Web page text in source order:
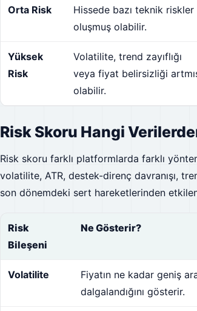
Orta Risk
Hissede bazı teknik riskler
oluşmuş olabilir.
Yüksek
Risk
Volatilite, trend zayıflığı
veya fiyat belirsizliği
olabilir.
Risk Skoru Hangi
Risk skoru farklı platformlarda farklı
volatilite, ATR, destek-direnç davranışı,
son dönemdeki sert hareketlerinden
Risk
Bileşeni
Ne Gösterir?
Volatilite
Fiyatın ne kadar geniş
dalgalandığını gösterir.